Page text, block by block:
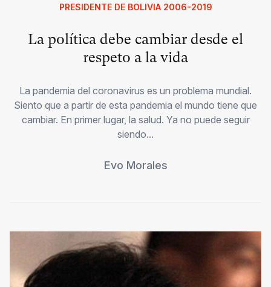
PRESIDENTE DE BOLIVIA 2006-2019
La política debe cambiar desde el
respeto a la vida
La pandemia del coronavirus es un problema mundial.
Siento que a partir de esta pandemia el mundo tiene que
cambiar. En primer lugar, la salud. Ya no puede seguir
siendo...
Evo Morales